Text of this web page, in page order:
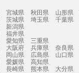
宮城県 秋田県 山形県
茨城県 埼玉県 千葉県
新潟県
福井県
愛知県
三重県
大阪府 兵庫県 奈良県
岡山県 広島県
山口県
愛媛県
高知県
長崎県 熊本県 大分県